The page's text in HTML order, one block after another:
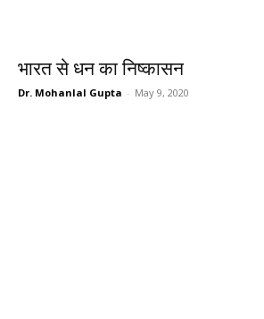
भारत से धन का निष्कासन
Dr. Mohanlal Gupta - May 9, 2020